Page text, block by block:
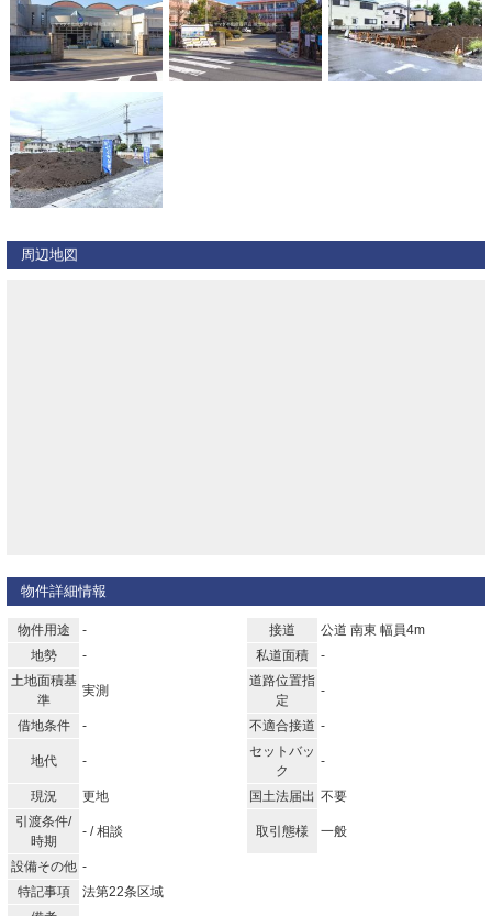
周辺地図
物件詳細情報
物件用途 - 接道
公道 南東 幅員4m
地勢
- 私道面積
-
土地面積基
準
実測
道路位置指
定
-
借地条件 - 不適合接道 -
地代 -
セットバッ
ク
-
現況 更地 国土法届出 不要
引渡条件/
時期
- / 相談 取引態様 一般
設備その他 -
特記事項
法第22条区域